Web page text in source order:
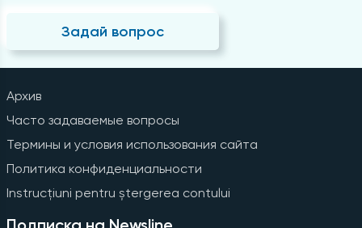
Задай вопрос
Архив
Часто задаваемые вопросы
Термины и условия использования сайта
Политика конфиденциальности
Instrucțiuni pentru ștergerea contului